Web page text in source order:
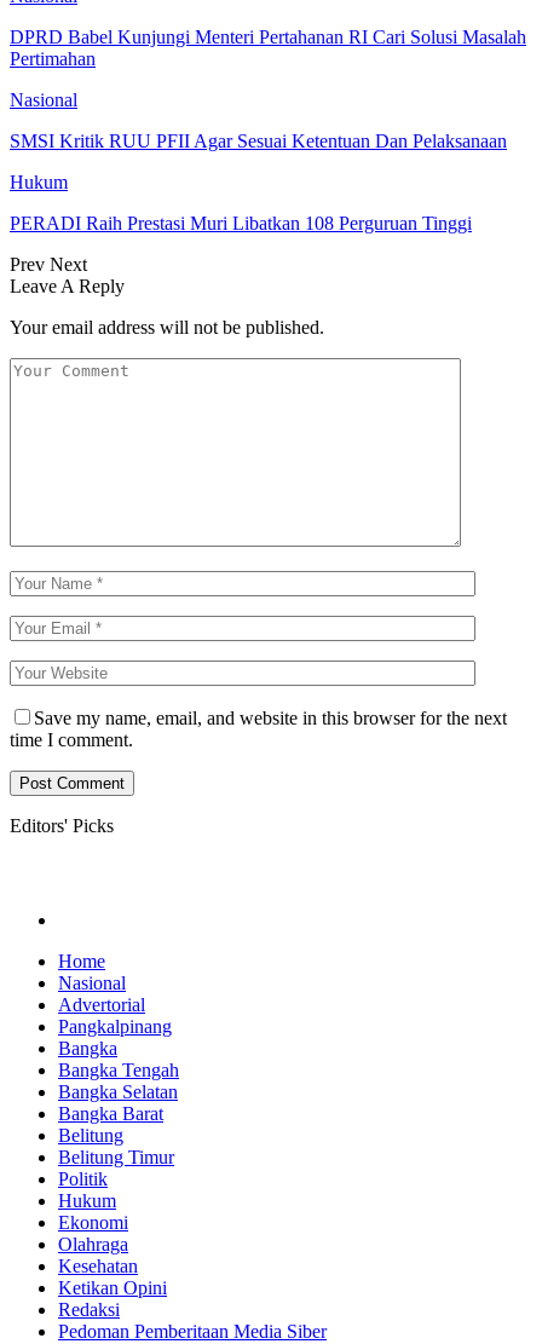
DPRD Babel Kunjungi Menteri Pertahanan RI Cari Solusi Masalah
Pertimahan
Nasional
SMSI Kritik RUU PFII Agar Sesuai Ketentuan Dan Pelaksanaan
Hukum
PERADI Raih Prestasi Muri Libatkan 108 Perguruan Tinggi
Prev Next
Leave A Reply
Your email address will not be published.
Save my name, email, and website in this browser for the next
time I comment.
Editors' Picks
Home
Nasional
Advertorial
Pangkalpinang
Bangka
Bangka Tengah
Bangka Selatan
Bangka Barat
Belitung
Belitung Timur
Politik
Hukum
Ekonomi
Olahraga
Kesehatan
Ketikan Opini
Redaksi
Pedoman Pemberitaan Media Siber